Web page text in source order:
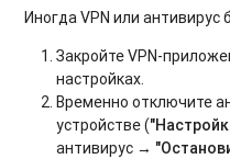
Иногда VPN или антивирус
Закройте VPN-
настройках.
Временно отключите
устройстве (
антивирус →